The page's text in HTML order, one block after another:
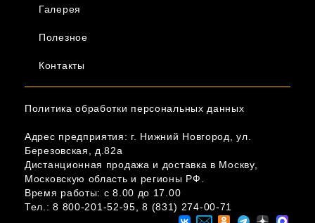
Галерея
Полезное
Контакты
Политика обработки персональных данных
Адрес предприятия: г. Нижний Новгород, ул.
Березовская, д.82а
Дистанционная продажа и доставка в Москву,
Московскую область и регионы РФ.
Время работы: c 8.00 до 17.00
Тел.:8 800-201-52-95 ,8 (831) 274-00-71